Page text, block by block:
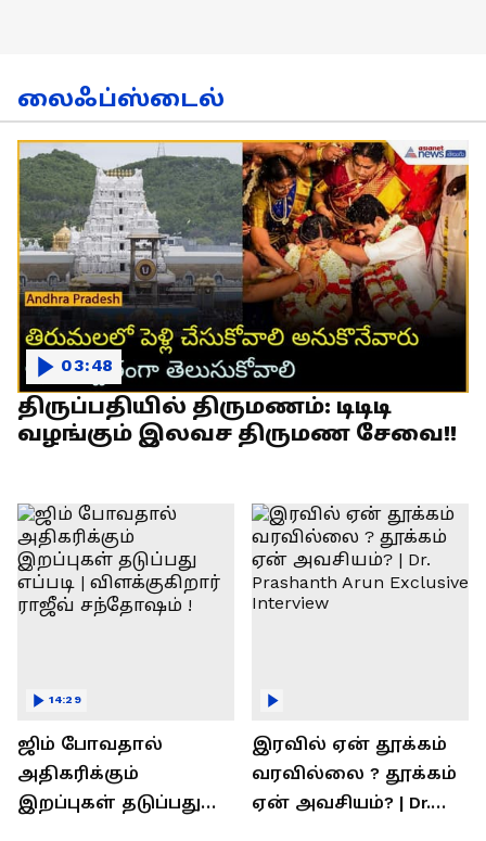
லைஃப்ஸ்டைல்
திருப்பதியில் திருமணம்: டிடிடி
வழங்கும் இலவச திருமண சேவை!!
03:48
ஜிம் போவதால்
அதிகரிக்கும்
இறப்புகள் தடுப்பது
14:29
இரவில் ஏன் தூக்கம்
வரவில்லை ? தூக்கம்
ஏன் அவசியம்? | Dr.